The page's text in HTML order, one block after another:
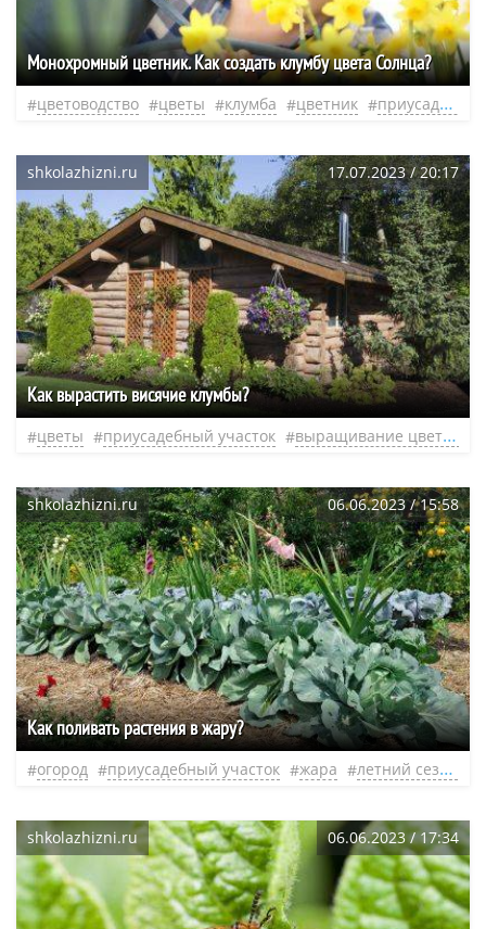
Монохромный цветник. Как создать клумбу цвета Солнца?
цветоводство цветы клумба цветник приусадебный участок
shkolazhizni.ru 17.07.2023 / 20:17
Как вырастить висячие клумбы?
цветы приусадебный участок выращивание цветов
shkolazhizni.ru 06.06.2023 / 15:58
Как поливать растения в жару?
огород приусадебный участок жара летний сезон
shkolazhizni.ru 06.06.2023 / 17:34